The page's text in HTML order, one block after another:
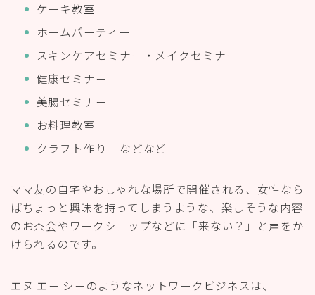
ケーキ教室
ホームパーティー
スキンケアセミナー・メイクセミナー
健康セミナー
美腸セミナー
お料理教室
クラフト作り などなど
ママ友の自宅やおしゃれな場所で開催される、女性なら
ばちょっと興味を持ってしまうような、楽しそうな内容
のお茶会やワークショップなどに「来ない？」と声をか
けられるのです。
エヌ エー シーのようなネットワークビジネスは、